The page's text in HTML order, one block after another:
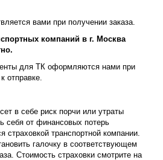
вами при получении заказа.
компаний в г. Москва
для ТК оформляются нами при
отправке.
в себе риск порчи или утраты
себя от финансовых потерь
страховкой транспортной компании.
галочку в соответствующем
Стоимость страховки смотрите на